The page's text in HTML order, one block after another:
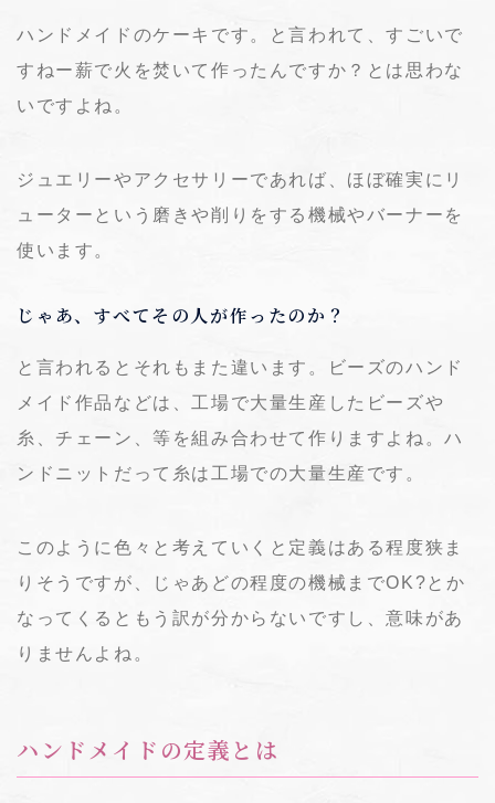
ハンドメイドのケーキです。と言われて、すごいで
すねー薪で火を焚いて作ったんですか？とは思わな
いですよね。
ジュエリーやアクセサリーであれば、ほぼ確実にリ
ューターという磨きや削りをする機械やバーナーを
使います。
じゃあ、すべてその人が作ったのか？
と言われるとそれもまた違います。ビーズのハンド
メイド作品などは、工場で大量生産したビーズや
糸、チェーン、等を組み合わせて作りますよね。ハ
ンドニットだって糸は工場での大量生産です。
このように色々と考えていくと定義はある程度狭ま
りそうですが、じゃあどの程度の機械までOK?とか
なってくるともう訳が分からないですし、意味があ
りませんよね。
ハンドメイドの定義とは